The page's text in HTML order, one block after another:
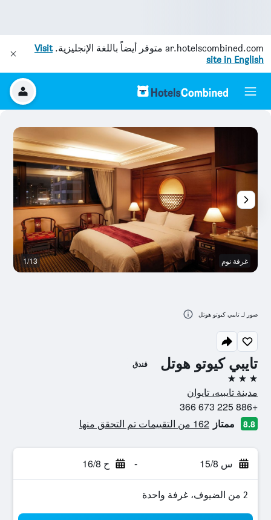
ar.hotelscombined.com متوفر أيضاً باللغة الإنجليزية.Visit
site in English
تايبي كيوتو هوتل فندق
3 نجوم
مدينة تايبيه، تايوان
+886 225 673 366
8.8 ممتاز 162 من التقييمات تم التحقق منها
س 15/8 - ح 16/8
2 من الضيوف، غرفة واحدة
غرفة نوم 1/13
صور لـ تايبي كيوتو هوتل